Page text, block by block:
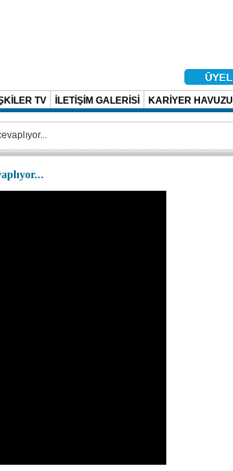
TV İLETİŞİM GALERİSİ KARİYER HAVUZU